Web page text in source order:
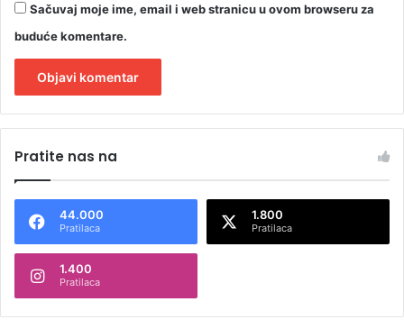
Sačuvaj moje ime, email i web stranicu u ovom browseru za
buduće komentare.
t
n
t
Pratite nas na
44.000
Pratilaca
1.800
Pratilaca
1.400
Pratilaca